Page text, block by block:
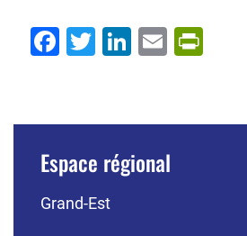
Facebook
Twitter
LinkedIn
Email
Espace régional
Grand-Est